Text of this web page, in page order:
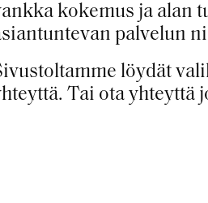
kokemus ja alan
palvelun
löydät
Tai ota yhteyttä